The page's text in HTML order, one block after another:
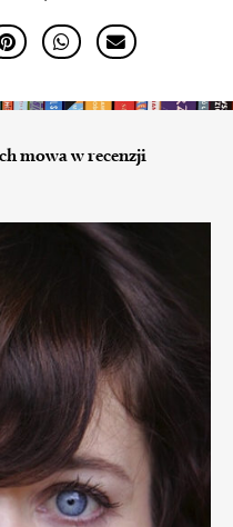
mowa w recenzji